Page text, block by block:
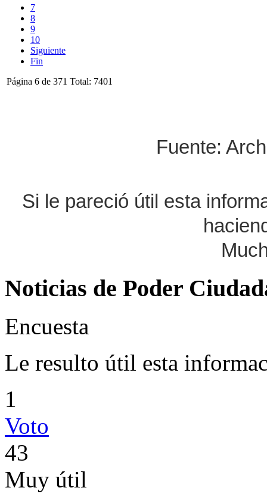
7
8
9
10
Siguiente
Fin
Página 6 de 371 Total: 7401
Fuente:
Si le pareció útil esta
Noticias de Poder
Encuesta
Le resulto útil esta
1
Voto
43
Muy útil